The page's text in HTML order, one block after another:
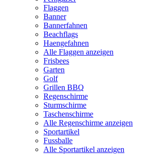
Flaggen
Banner
Bannerfahnen
Beachflags
Haengefahnen
Alle Flaggen anzeigen
Frisbees
Garten
Golf
Grillen BBQ
Regenschirme
Sturmschirme
Taschenschirme
Alle Regenschirme anzeigen
Sportartikel
Fussballe
Alle Sportartikel anzeigen